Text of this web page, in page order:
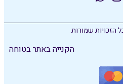
הקנייה באתר בטוחה